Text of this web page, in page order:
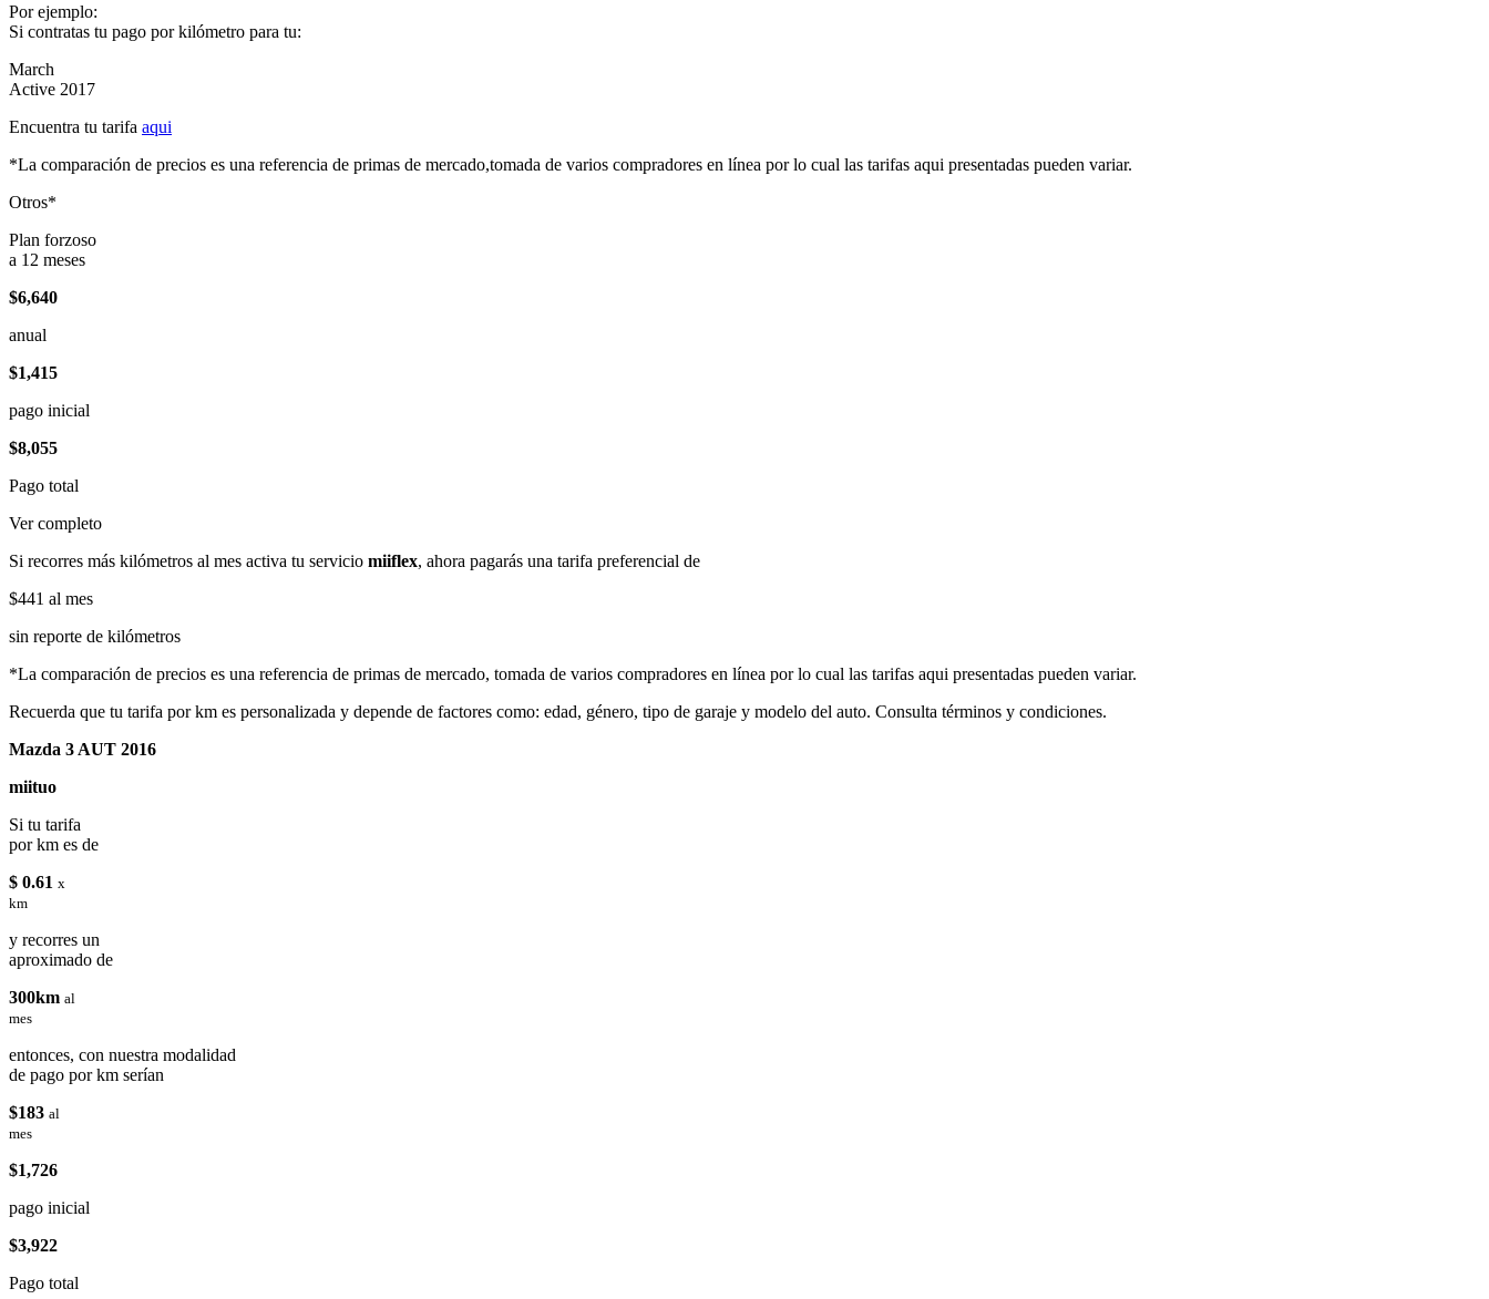
Por ejemplo:
Si contratas tu pago por kilómetro para tu:
March
Active 2017
Encuentra tu tarifa aqui
*La comparación de precios es una referencia de primas de mercado,tomada de varios compradores en línea por lo cual las tarifas aqui presentadas pueden variar.
Otros*
Plan forzoso
a 12 meses
$6,640
anual
$1,415
pago inicial
$8,055
Pago total
Ver completo
Si recorres más kilómetros al mes activa tu servicio miiflex, ahora pagarás una tarifa preferencial de
$441 al mes
sin reporte de kilómetros
*La comparación de precios es una referencia de primas de mercado, tomada de varios compradores en línea por lo cual las tarifas aqui presentadas pueden variar.
Recuerda que tu tarifa por km es personalizada y depende de factores como: edad, género, tipo de garaje y modelo del auto. Consulta términos y condiciones.
Mazda 3 AUT 2016
miituo
Si tu tarifa
por km es de
$ 0.61 x
km
y recorres un
aproximado de
300km al
mes
entonces, con nuestra modalidad
de pago por km serían
$183 al
mes
$1,726
pago inicial
$3,922
Pago total